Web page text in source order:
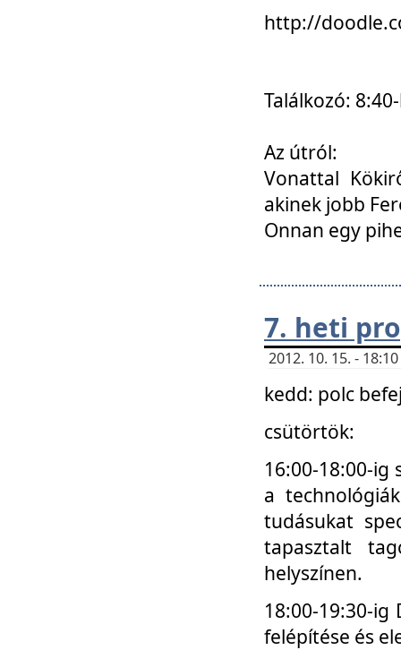
http://
Találkozó:
Az útról:
Vonattal
akinek jobb
Onnan egy
7. heti
2012. 10. 15. -
kedd: polc
csütörtök:
16:00-18:00-
a
tudásukat
tapasztalt
helyszínen.
18:00-19:30-
felépítése és